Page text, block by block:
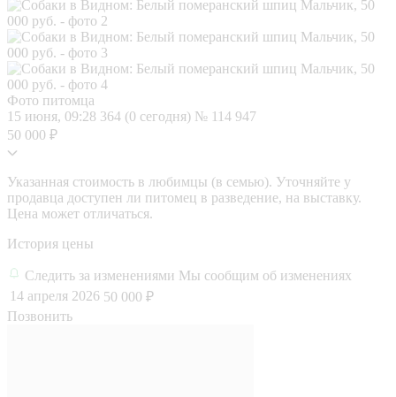
Фото питомца
15 июня, 09:28 364 (0 сегодня) № 114 947
50 000 ₽
Указанная стоимость в любимцы (в семью). Уточняйте у
продавца доступен ли питомец в разведение, на выставку.
Цена может отличаться.
История цены
Следить за изменениями Мы сообщим об изменениях
14 апреля 2026 50 000 ₽
Позвонить